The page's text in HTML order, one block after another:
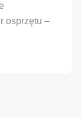
osprzętu –